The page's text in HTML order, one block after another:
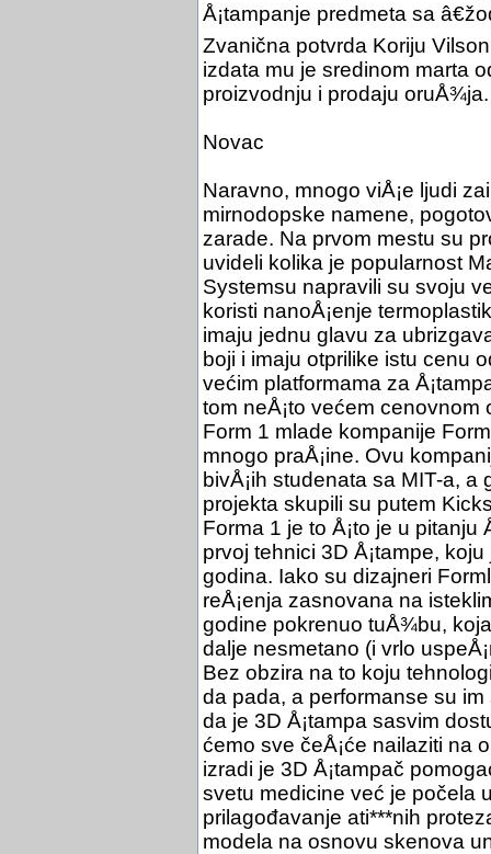
Å¡tampanje predmeta sa
Zvanična potvrda Koriju
izdata mu je sredinom marta
proizvodnju i prodaju oruÅ¾ja.
Novac
Naravno, mnogo viÅ¡e ljudi
mirnodopske namene,
zarade. Na prvom mestu su
uvideli kolika je popularnost
Systemsu napravili su svoju
koristi nanoÅ¡enje
imaju jednu glavu za
boji i imaju otprilike istu cenu
većim platformama za
tom neÅ¡to većem cenovnom
Form 1 mlade kompanije
mnogo praÅ¡ine. Ovu
bivÅ¡ih studenata sa MIT-a,
projekta skupili su putem
Forma 1 je to Å¡to je u pitanju
prvoj tehnici 3D Å¡tampe,
godina. Iako su dizajneri
reÅ¡enja zasnovana na
godine pokrenuo tuÅ¾bu,
dalje nesmetano (i vrlo
Bez obzira na to koju
da pada, a performanse su
da je 3D Å¡tampa sasvim
ćemo sve čeÅ¡će nailaziti na
izradi je 3D Å¡tampač
svetu medicine već je počela
prilagođavanje ati***nih
modela na osnovu skenova